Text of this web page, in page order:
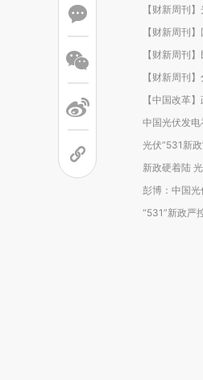
【财新周刊
【财新周刊
【财新周刊
【财新周刊
【中国改革
中国光伏发
光伏“531新
新政硬着陆
彭博：中国
“531”新政严